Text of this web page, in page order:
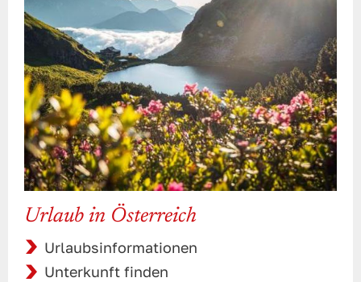
Urlaub in Österreich
Urlaubsinformationen
Unterkunft finden